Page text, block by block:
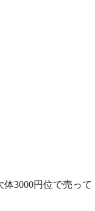
3000円位で売って